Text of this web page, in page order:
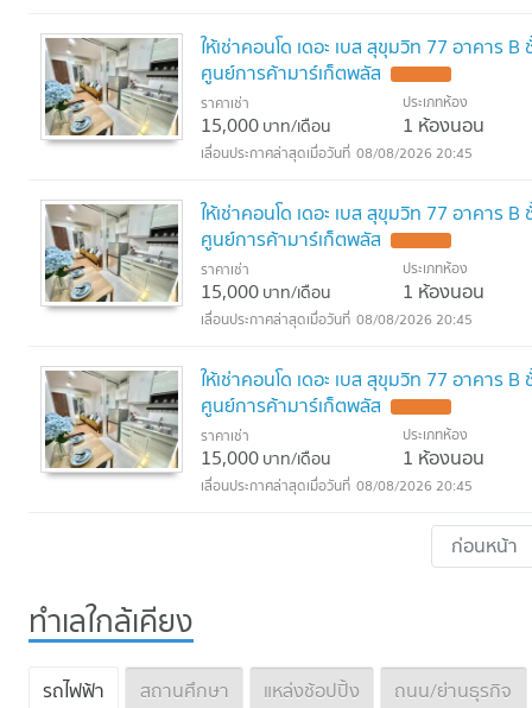
ให้เช่าคอนโด เดอะ เบส สุขุมวิท 77 อาคาร
ศูนย์การค้ามาร์เก็ตพลัส
ราคาเช่า
15,000บาท/เดือน
ประเภทห้อง
1 ห้องนอน
08/08/2026 20:45
ให้เช่าคอนโด เดอะ เบส สุขุมวิท 77 อาคาร
ศูนย์การค้ามาร์เก็ตพลัส
ราคาเช่า
15,000บาท/เดือน
ประเภทห้อง
1 ห้องนอน
08/08/2026 20:45
ให้เช่าคอนโด เดอะ เบส สุขุมวิท 77 อาคาร
ศูนย์การค้ามาร์เก็ตพลัส
ราคาเช่า
15,000บาท/เดือน
ประเภทห้อง
1 ห้องนอน
08/08/2026 20:45
ก่อนหน้า
ทำเลใกล้เคียง
รถไฟฟ้า สถานศึกษา แหล่งช้อปปิ้ง ถนน/ย่านธุรกิจ